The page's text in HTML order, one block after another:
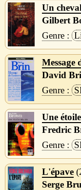
Un
Gilbert
Message
David
Une
Fredric
L'épave
Serge